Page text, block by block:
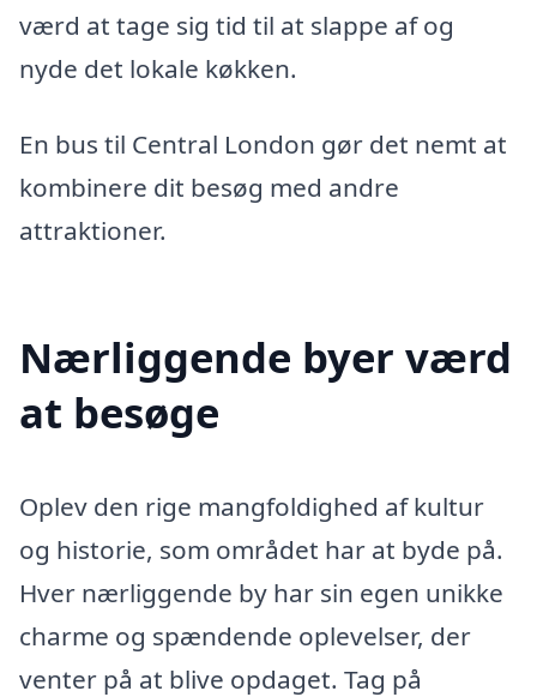
værd at tage sig tid til at slappe af og
nyde det lokale køkken.
En bus til Central London gør det nemt at
kombinere dit besøg med andre
attraktioner.
Nærliggende byer værd
at besøge
Oplev den rige mangfoldighed af kultur
og historie, som området har at byde på.
Hver nærliggende by har sin egen unikke
charme og spændende oplevelser, der
venter på at blive opdaget. Tag på